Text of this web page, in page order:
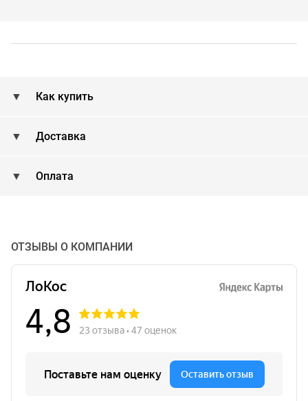
Как купить
Доставка
Оплата
ОТЗЫВЫ О КОМПАНИИ